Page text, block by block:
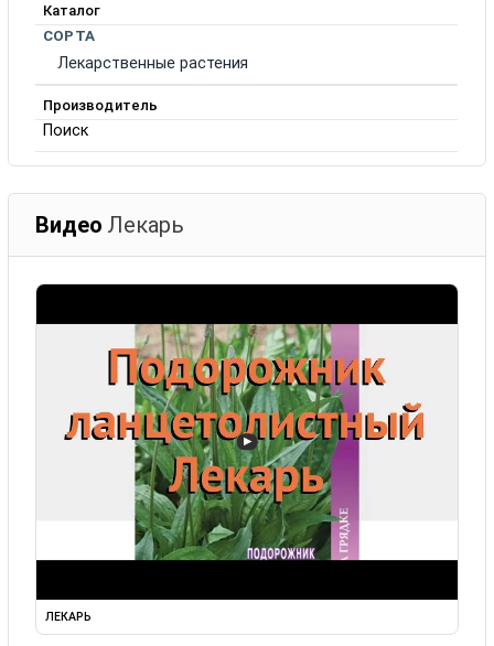
Каталог
СОРТА
Лекарственные растения
Производитель
Поиск
Видео Лекарь
▶
ЛЕКАРЬ